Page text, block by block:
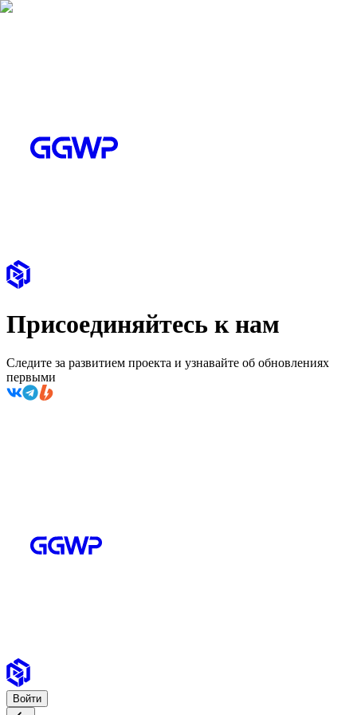
Присоединяйтесь к нам
Следите за развитием проекта и узнавайте об обновлениях
первыми
Войти